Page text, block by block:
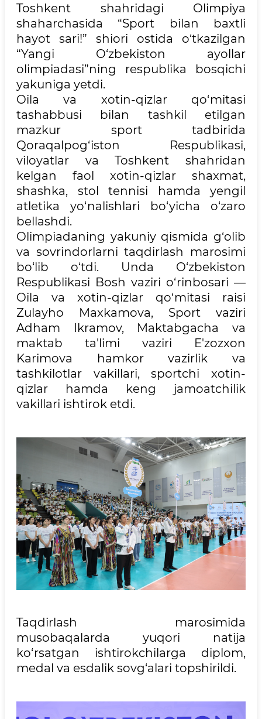
Toshkent shahridagi Olimpiya
shaharchasida “Sport bilan baxtli
hayot sari!” shiori ostida o‘tkazilgan
“Yangi O‘zbekiston ayollar
olimpiadasi”ning respublika bosqichi
yakuniga yetdi.
Oila va xotin-qizlar qo‘mitasi
tashabbusi bilan tashkil etilgan
mazkur sport tadbirida
Qoraqalpog‘iston Respublikasi,
viloyatlar va Toshkent shahridan
kelgan faol xotin-qizlar shaxmat,
shashka, stol tennisi hamda yengil
atletika yo‘nalishlari bo‘yicha o‘zaro
bellashdi.
Olimpiadaning yakuniy qismida g‘olib
va sovrindorlarni taqdirlash marosimi
bo‘lib o‘tdi. Unda O‘zbekiston
Respublikasi Bosh vaziri o‘rinbosari —
Oila va xotin-qizlar qo‘mitasi raisi
Zulayho Maxkamova, Sport vaziri
Adham Ikramov, Maktabgacha va
maktab ta'limi vaziri E'zozxon
Karimova hamkor vazirlik va
tashkilotlar vakillari, sportchi xotin-
qizlar hamda keng jamoatchilik
vakillari ishtirok etdi.
Taqdirlash marosimida
musobaqalarda yuqori natija
ko‘rsatgan ishtirokchilarga diplom,
medal va esdalik sovg‘alari topshirildi.